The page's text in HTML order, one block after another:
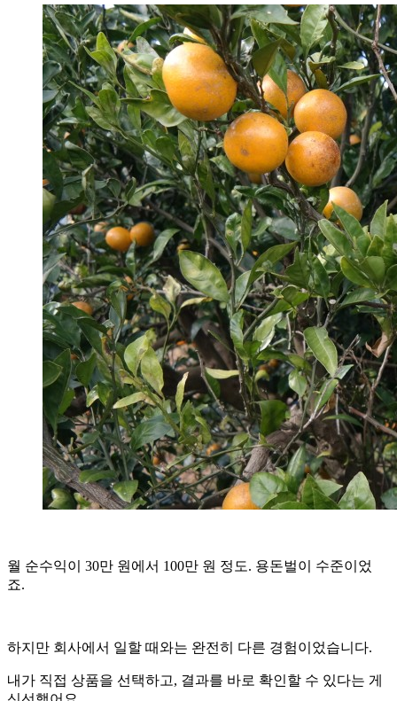
월 순수익이 30만 원에서 100만 원 정도. 용돈벌이 수준이었
죠.
하지만 회사에서 일할 때와는 완전히 다른 경험이었습니다.
내가 직접 상품을 선택하고, 결과를 바로 확인할 수 있다는 게